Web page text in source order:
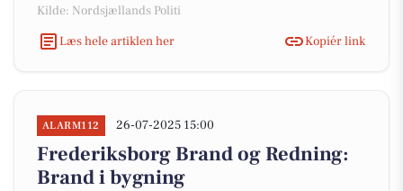
Kilde: Nordsjællands Politi
Læs hele artiklen her
Kopiér link
ALARM112 26-07-2025 15:00
Frederiksborg Brand og Redning:
Brand i bygning